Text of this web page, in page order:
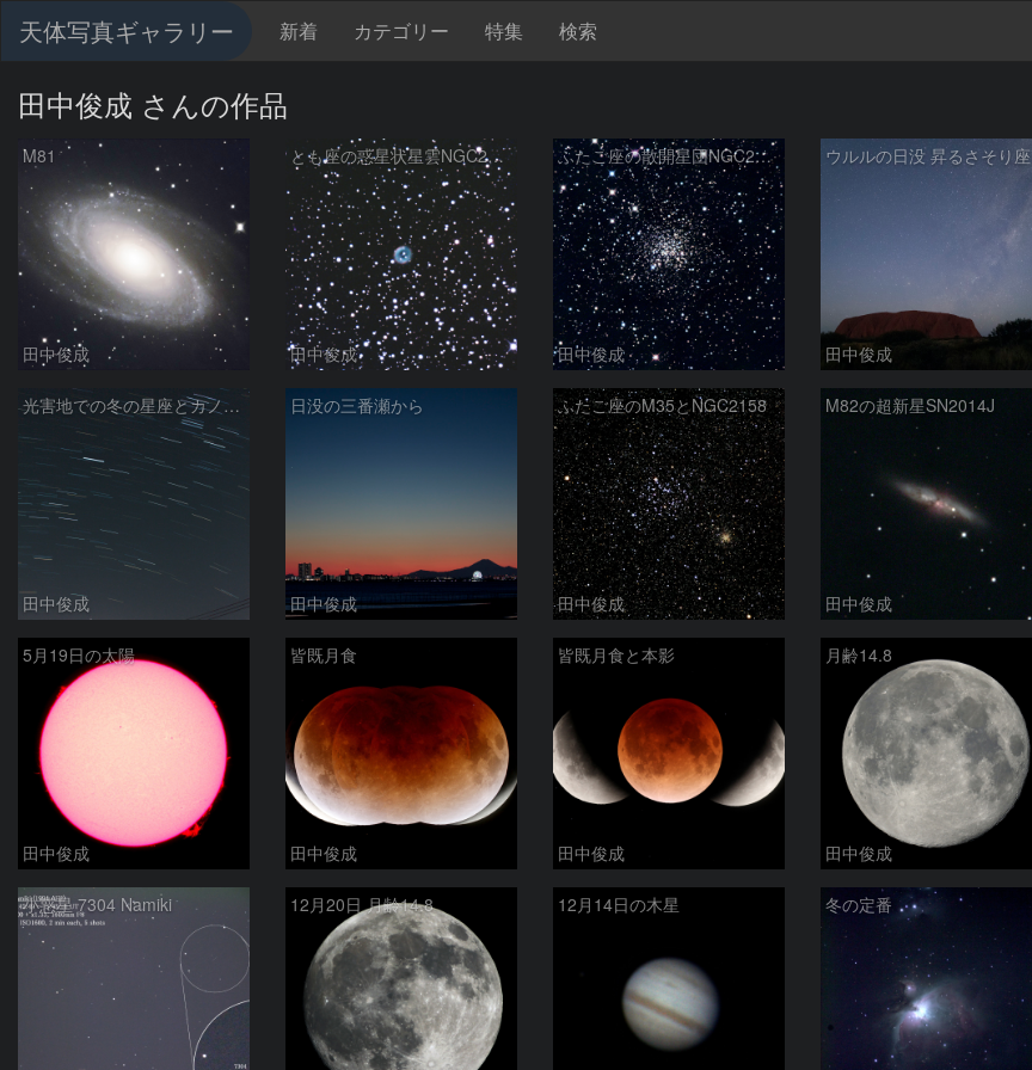
天体写真ギャラリー 新着 カテゴリー 特集 検索
田中俊成 さんの作品
M81
田中俊成
とも座の惑星状星雲NGC2438
田中俊成
ふたご座の散開星団NGC2158
田中俊成 田中俊成
光害地での冬の星座とカノープス
田中俊成
日没の三番瀬から
田中俊成
ふたご座のM35とNGC2158
田中俊成
M82の超新星SN2014J
田中俊成
5月19日の太陽
田中俊成
皆既月食
田中俊成
皆既月食と本影
田中俊成
月齢14.8
田中俊成
小惑星 7304 Namiki 12月20日 月齢14.8 12月14日の木星 冬の定番